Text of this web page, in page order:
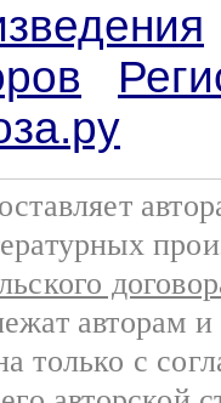
авторам
только с